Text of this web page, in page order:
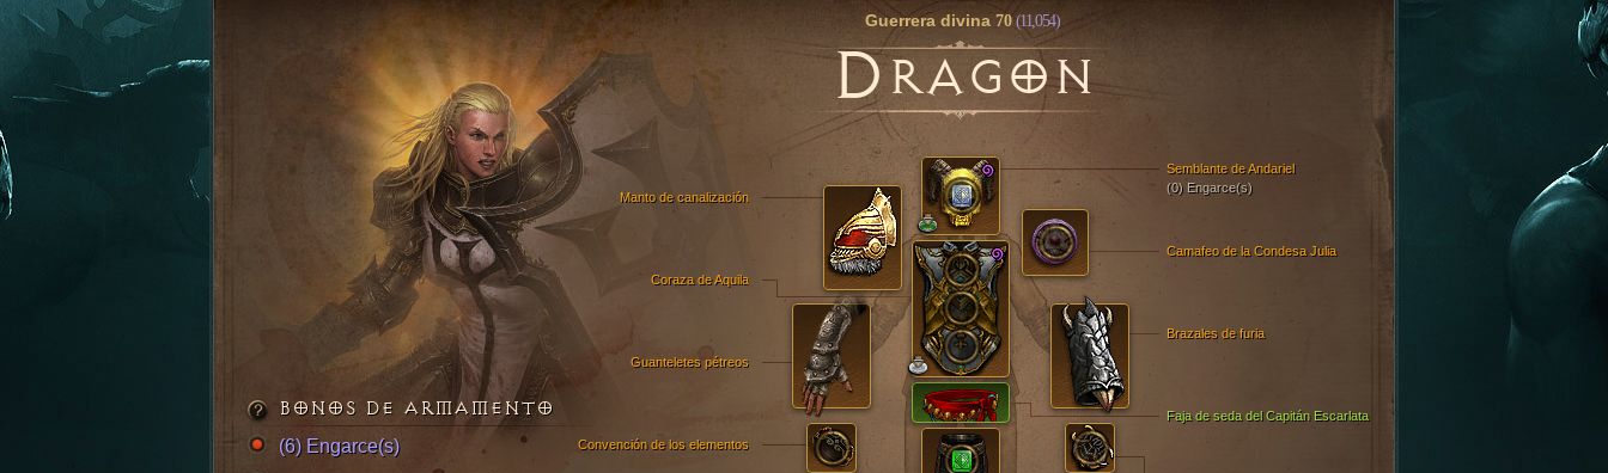
Guerrera divina70 (11,054)
DRAGON
Semblante de Andariel
(0) Engarce(s)
Coraza de Aquila
Guanteletes pétreos
Manto de canalización
Brazales de furia
Faja de seda del Capitán Escarlata
Convención de los elementos
Camafeo de la Condesa Julia
BONOS DE ARMAMENTO
(6) Engarce(s)